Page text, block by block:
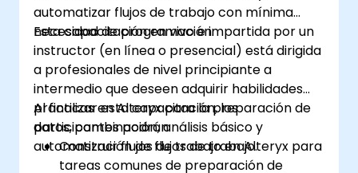
automatizar flujos de trabajo con mínima
necesidad de programación.
Esta capacitación en vivo e impartida por un
instructor (en línea o presencial) está dirigida
a profesionales de nivel principiante a
intermedio que deseen adquirir habilidades
prácticas en Alteryx para la preparación de
datos, combinación, análisis básico y
automatización de flujos de trabajo.
Al finalizar esta capacitación, los
participantes podrán:
Construir flujos de trabajo en Alteryx para
tareas comunes de preparación de